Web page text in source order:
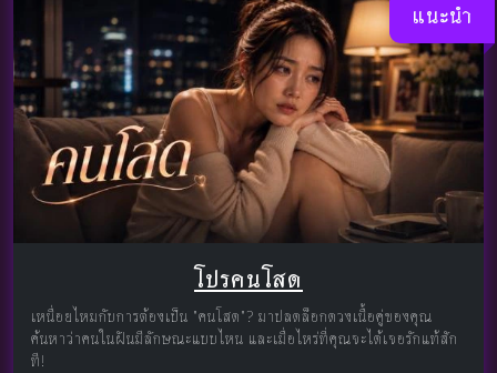
แนะนำ
โปรคนโสด
เหนื่อยไหมกับการต้องเป็น "คนโสด"? มาปลดล็อกดวงเนื้อคู่ของคุณ
ค้นหาว่าคนในฝันมีลักษณะแบบไหน และเมื่อไหร่ที่คุณจะได้เจอรักแท้สัก
ที!